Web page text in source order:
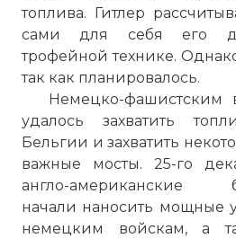
топлива. Гитлер
сами для себя его
трофейной технике.
так как планировалось.
Немецко-фашистским
удалось захватить
Бельгии и захватить
важные мосты. 25-го
англо-американские
начали наносить мощные
немецким войскам, а